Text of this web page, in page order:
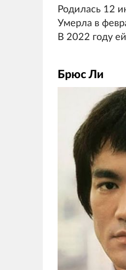
Родилась 12
Умерла в
В 2022 году
Брюс Ли